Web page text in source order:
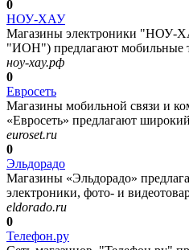
0
НОУ-ХАУ
Магазины электроники "НОУ-
"ИОН") предлагают мобильные
ноу-хау.рф
0
Евросеть
Магазины мобильной связи и
«Евросеть» предлагают
euroset.ru
0
Эльдорадо
Магазины «Эльдорадо»
электроники, фото- и
eldorado.ru
0
Телефон.ру